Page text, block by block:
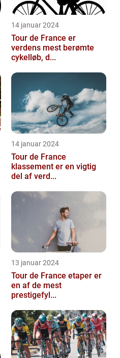
14 januar 2024
Tour de France er
verdens mest berømte
cykelløb, d...
14 januar 2024
Tour de France
klassement er en vigtig
del af verd...
13 januar 2024
Tour de France etaper er
en af de mest
prestigefyl...